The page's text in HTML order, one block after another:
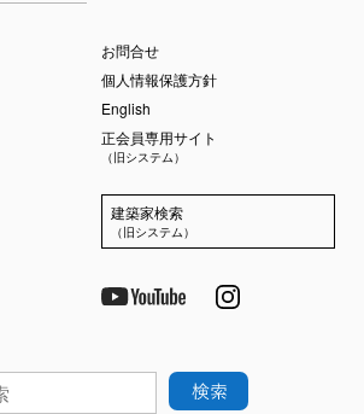
お問合せ
個人情報保護方針
English
正会員専用サイト
（旧システム）
建築家検索
（旧システム）